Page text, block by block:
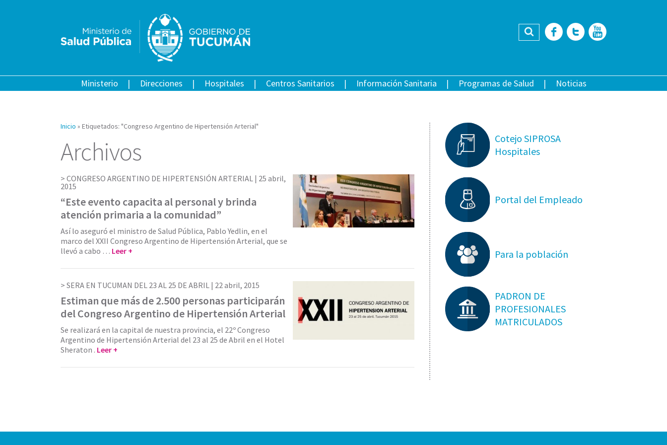
Buscar Facebook
Twitter
Ministerio Direcciones Hospitales Centros Sanitarios Información Sanitaria Programas de Salud Noticias
Inicio » Etiquetados: "Congreso Argentino de Hipertensión Arterial"
Archivos
CONGRESO ARGENTINO DE HIPERTENSIÓN ARTERIAL | 25 abril,
2015
“Este evento capacita al personal y brinda
atención primaria a la comunidad”
Así lo aseguró el ministro de Salud Pública, Pablo Yedlin, en el
marco del XXII Congreso Argentino de Hipertensión Arterial, que se
llevó a cabo … Leer +
SERA EN TUCUMAN DEL 23 AL 25 DE ABRIL | 22 abril, 2015
Estiman que más de 2.500 personas participarán
del Congreso Argentino de Hipertensión Arterial
Se realizará en la capital de nuestra provincia, el 22º Congreso
Argentino de Hipertensión Arterial del 23 al 25 de Abril en el Hotel
Sheraton . Leer +
Cotejo SIPROSA
Hospitales
Portal del Empleado
Para la población
PADRON DE
PROFESIONALES
MATRICULADOS